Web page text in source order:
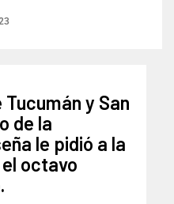
y San
de la
le pidió a la
octavo